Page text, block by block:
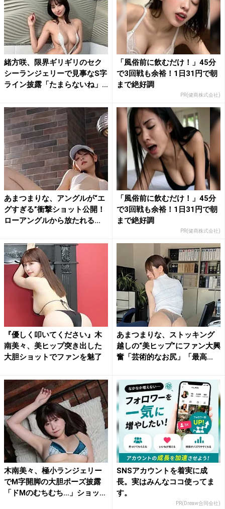
緒方咲、限界ギリギリのセク
シーランジェリーで見事なS字
ライン披露「たまらないね」...
「風俗前に飲むだけ！」45分
で3回戦も余裕！1日31円で朝
まで絶好調
PR(健商株式会社)
あまつまりな、アングルが“エ
グすぎる”衝撃ショット公開！
ローアングルから放たれる...
「風俗前に飲むだけ！」45分
で3回戦も余裕！1日31円で朝
まで絶好調
PR(健商株式会社)
『優しく叩いてください』木
南美々、美ヒップ突き出した
大胆ショットでファンを魅了
あまつまりな、ストッキング
越しの“美ヒップ”にファン大興
奮「芸術的なお尻」「最高...
木南美々、極小ランジェリー
でM字開脚の大胆ポーズ披露
「ドMのむちむち…」ショッ
SNSアカウントを着実に成
長。実はみんなココ使ってま
す。
PR(Dreaw合同会社)